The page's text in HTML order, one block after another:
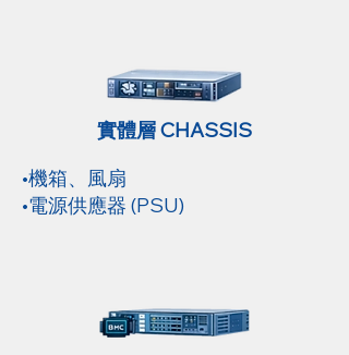
實體層 CHASSIS
•機箱、風扇
•電源供應器 (PSU)